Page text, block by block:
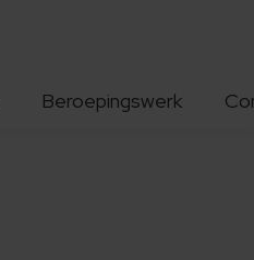
Beroepingswerk